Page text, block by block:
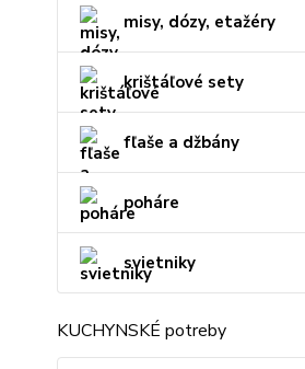
misy, dózy, etažéry
krištáľové sety
fľaše a džbány
poháre
svietniky
KUCHYNSKÉ potreby